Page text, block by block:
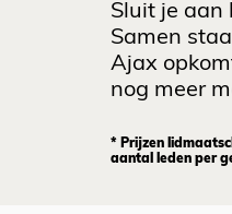
Sluit je aan
Samen
Ajax
nog meer
* Prijzen
aantal leden per